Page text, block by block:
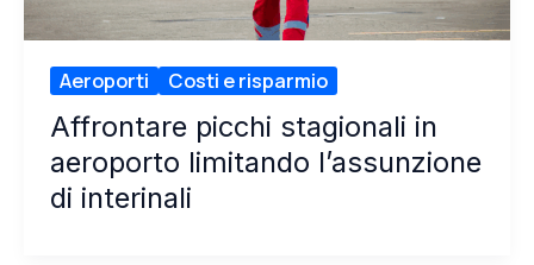
Aeroporti Costi e risparmio
Affrontare picchi stagionali in
aeroporto limitando l’assunzione
di interinali